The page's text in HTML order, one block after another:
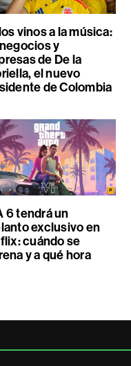
vinos a la música:
y
de De la
el nuevo
de Colombia
6 tendrá un
exclusivo en
cuándo se
y a qué hora